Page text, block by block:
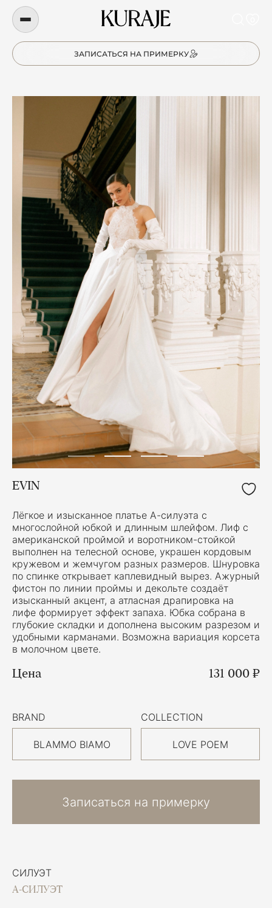
ЗАПИСАТЬСЯ НА ПРИМЕРКУ
СИЛУЭТ
А-СИЛУЭТ
EVIN
Лёгкое и изысканное платье А-силуэта с
многослойной юбкой и длинным шлейфом. Лиф с
американской проймой и воротником-стойкой
выполнен на телесной основе, украшен кордовым
кружевом и жемчугом разных размеров. Шнуровка
по спинке открывает каплевидный вырез. Ажурный
фистон по линии проймы и декольте создаёт
изысканный акцент, а атласная драпировка на
лифе формирует эффект запаха. Юбка собрана в
глубокие складки и дополнена высоким разрезом и
удобными карманами. Возможна вариация корсета
в молочном цвете.
Цена 131 000 ₽
BRAND
BLAMMO BIAMO
COLLECTION
LOVE POEM
Записаться на примерку